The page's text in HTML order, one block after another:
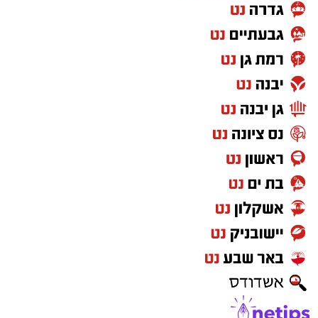
האם כולנו באמת נושאים באותה אחריות
למדינה?
אני לא כותבת מתוך שנאה. אני גם לא מאמינה
שאפשר לשפוט ציבור שלם על פי מעשיהם או
אמירותיהם של חלק ממנהיגיו. יש חרדים
שמתגייסים, עובדים ומתנדבים, ויש גם מי
שמתנגדים לכך. אבל דווקא משום שמדובר בסוגיה
כל כך רגישה, אסור להפסיק לדבר עליה.
כשאני משלמת מסים, כמו מיליוני אזרחים אחרים,
אני מצפה לדעת שהכסף הציבורי מתחלק באופן
הוגן ומשרת את כלל אזרחי המדינה. לכן הוויכוח על
תקציבים לחינוך, לישיבות, לרשויות ולמשרדי
הממשלה אינו רק ויכוח פוליטי. הוא נוגע לשאלה
איך אנחנו רוצים שמדינת ישראל תיראה בעוד עשר
או עשרים שנה.